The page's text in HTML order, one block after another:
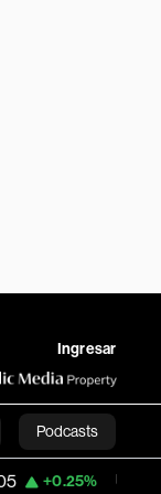
Ingresar
Podcasts
USD COP 3,159.60